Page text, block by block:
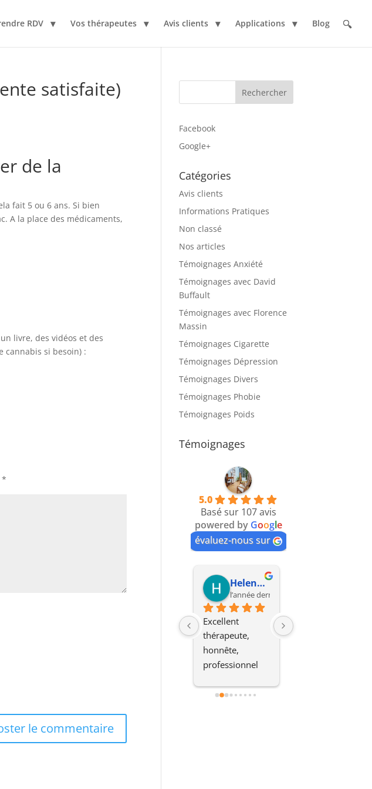
RDV Vos thérapeutes Avis clients Applications Blog
satisfaite)
de la
fait 5 ou 6 ans. Si bien
A la place des médicaments,
livre, des vidéos et des
cannabis si besoin) :
*
Facebook
Google+
Catégories
Avis clients
Informations Pratiques
Non classé
Nos articles
Témoignages Anxiété
Témoignages avec David
Buffault
Témoignages avec Florence
Massin
Témoignages Cigarette
Témoignages Dépression
Témoignages Divers
Témoignages Phobie
Témoignages Poids
Témoignages
5.0
Basé sur 107 avis
powered by Google
évaluez-nous sur
Helene Besty
l’année dernière
Excellent
thérapeute,
honnête,
professionnel
Méthode très